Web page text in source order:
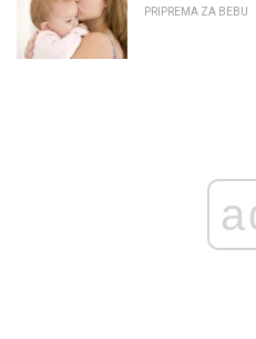
PRIPREMA ZA BEBU